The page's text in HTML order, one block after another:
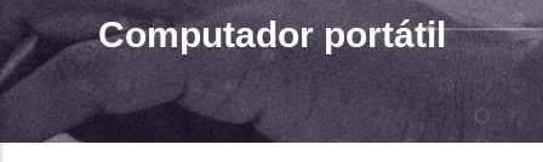
Computador portátil